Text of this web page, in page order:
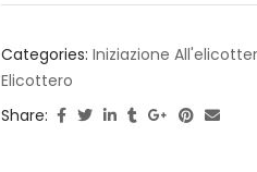
Categories: Iniziazione
Elicottero
Share: